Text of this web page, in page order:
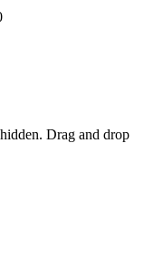
Drag and drop